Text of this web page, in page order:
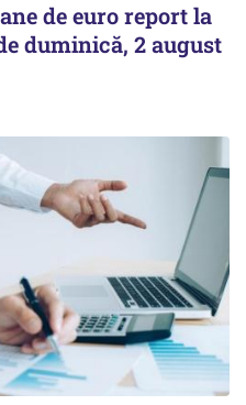
de euro report la
duminică, 2 august